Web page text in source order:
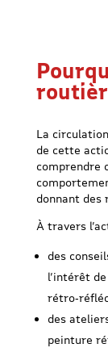
La
de cette
comprendre
donnant des
À travers
des
l’intérêt
des
peinture